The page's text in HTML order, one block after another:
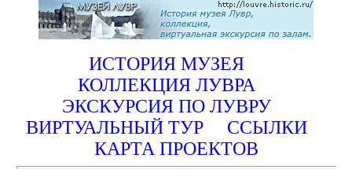
ИСТОРИЯ МУЗЕЯ
КОЛЛЕКЦИЯ ЛУВРА
ЭКСКУРСИЯ ПО ЛУВРУ
ВИРТУАЛЬНЫЙ ТУР
ССЫЛКИ
КАРТА ПРОЕКТОВ